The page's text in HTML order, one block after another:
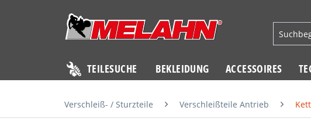
TEILESUCHE BEKLEIDUNG ACCESSOIRES
Verschleiß- / Sturzteile Verschleißteile Antrieb